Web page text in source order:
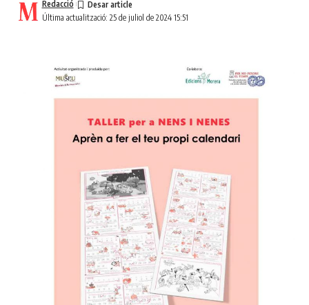
Última actualització: 25 de juliol de 2024 15:51
Redacció